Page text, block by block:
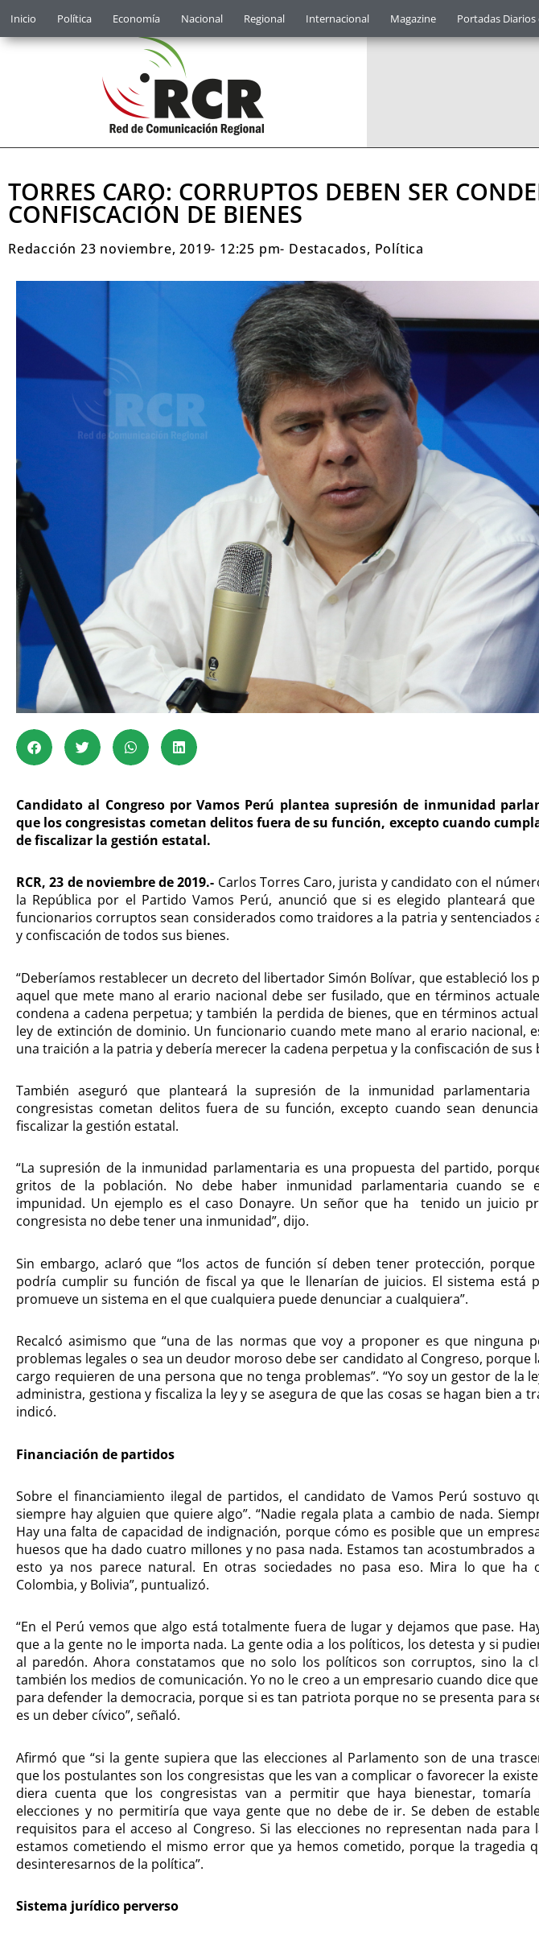
Inicio Política Economía Nacional Regional Internacional Magazine Portadas Diarios
TORRES CARO: CORRUPTOS DEBEN SER
CONFISCACIÓN DE BIENES
Redacción 23 noviembre, 2019- 12:25 pm- Destacados, Política
Candidato al Congreso por Vamos Perú plantea supresión de inmunidad
que los congresistas cometan delitos fuera de su función, excepto cuando
de fiscalizar la gestión estatal.
RCR, 23 de noviembre de 2019.- Carlos Torres Caro, jurista y candidato con el
la República por el Partido Vamos Perú, anunció que si es elegido planteará
funcionarios corruptos sean considerados como traidores a la patria y sentenciados
y confiscación de todos sus bienes.
“Deberíamos restablecer un decreto del libertador Simón Bolívar, que estableció los
aquel que mete mano al erario nacional debe ser fusilado, que en términos
condena a cadena perpetua; y también la perdida de bienes, que en términos
ley de extinción de dominio. Un funcionario cuando mete mano al erario nacional,
una traición a la patria y debería merecer la cadena perpetua y la confiscación de sus
También aseguró que planteará la supresión de la inmunidad
congresistas cometan delitos fuera de su función, excepto cuando sean
fiscalizar la gestión estatal.
“La supresión de la inmunidad parlamentaria es una propuesta del partido,
gritos de la población. No debe haber inmunidad parlamentaria cuando se
impunidad. Un ejemplo es el caso Donayre. Un señor que ha tenido un juicio
congresista no debe tener una inmunidad”, dijo.
Sin embargo, aclaró que “los actos de función sí deben tener protección,
podría cumplir su función de fiscal ya que le llenarían de juicios. El sistema está
promueve un sistema en el que cualquiera puede denunciar a cualquiera”.
Recalcó asimismo que “una de las normas que voy a proponer es que ninguna
problemas legales o sea un deudor moroso debe ser candidato al Congreso, porque
cargo requieren de una persona que no tenga problemas”. “Yo soy un gestor de la
administra, gestiona y fiscaliza la ley y se asegura de que las cosas se hagan bien a
indicó.
Financiación de partidos
Sobre el financiamiento ilegal de partidos, el candidato de Vamos Perú sostuvo
siempre hay alguien que quiere algo”. “Nadie regala plata a cambio de nada.
Hay una falta de capacidad de indignación, porque cómo es posible que un
huesos que ha dado cuatro millones y no pasa nada. Estamos tan acostumbrados
esto ya nos parece natural. En otras sociedades no pasa eso. Mira lo que ha
Colombia, y Bolivia”, puntualizó.
“En el Perú vemos que algo está totalmente fuera de lugar y dejamos que pase.
que a la gente no le importa nada. La gente odia a los políticos, los detesta y si
al paredón. Ahora constatamos que no solo los políticos son corruptos, sino la
también los medios de comunicación. Yo no le creo a un empresario cuando dice
para defender la democracia, porque si es tan patriota porque no se presenta para
es un deber cívico”, señaló.
Afirmó que “si la gente supiera que las elecciones al Parlamento son de una
que los postulantes son los congresistas que les van a complicar o favorecer la
diera cuenta que los congresistas van a permitir que haya bienestar,
elecciones y no permitiría que vaya gente que no debe de ir. Se deben de
requisitos para el acceso al Congreso. Si las elecciones no representan nada para
estamos cometiendo el mismo error que ya hemos cometido, porque la tragedia
desinteresarnos de la política”.
Sistema jurídico perverso